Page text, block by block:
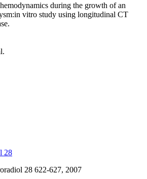
during the growth of an
vitro study using longitudinal CT
28
28 622-627, 2007